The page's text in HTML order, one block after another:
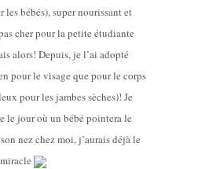
les bébés), super nourissant et
cher pour la petite étudiante
alors! Depuis, je l’ai adopté
pour le visage que pour le corps
pour les jambes sèches)! Je
le jour où un bébé pointera le
nez chez moi, j’aurais déjà le